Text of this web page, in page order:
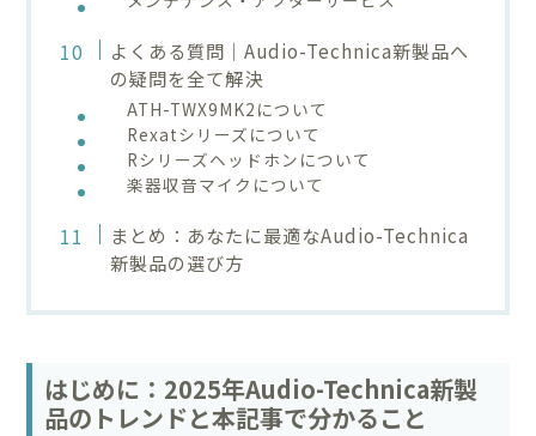
よくある質問｜Audio-Technica新製品へ
の疑問を全て解決
ATH-TWX9MK2について
Rexatシリーズについて
Rシリーズヘッドホンについて
楽器収音マイクについて
まとめ：あなたに最適なAudio-Technica
新製品の選び方
はじめに：2025年Audio-Technica新製
品のトレンドと本記事で分かること